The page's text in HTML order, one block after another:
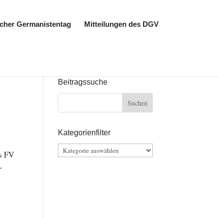
Germanistentag Mitteilungen des DGV
FV
Beitragssuche
Kategorienfilter
Kategorienfilter